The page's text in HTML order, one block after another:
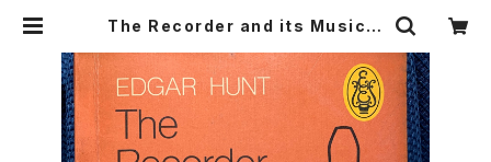
The Recorder and its Music
Eulenburg Books 1977年 | Bir
ds' Tale Collective